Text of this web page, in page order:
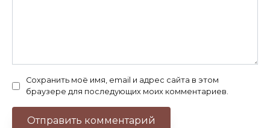
Сохранить моё имя, email и адрес сайта в этом
браузере для последующих моих комментариев.